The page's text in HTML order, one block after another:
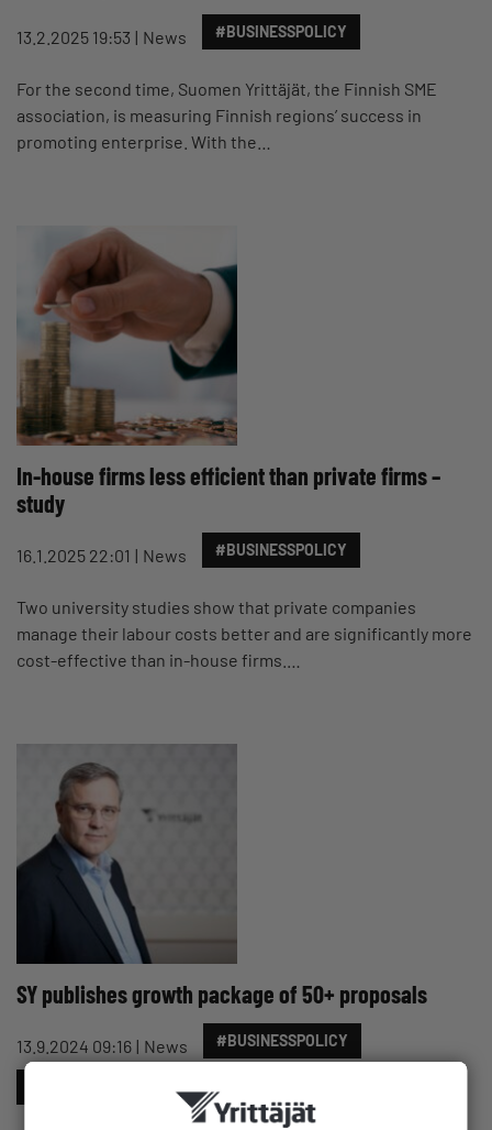
13.2.2025 19:53 News #BUSINESSPOLICY
For the second time, Suomen Yrittäjät, the Finnish SME
association, is measuring Finnish regions’ success in
promoting enterprise. With the…
In-house firms less efficient than private firms –
study
16.1.2025 22:01 News #BUSINESSPOLICY
Two university studies show that private companies
manage their labour costs better and are significantly more
cost-effective than in-house firms.…
SY publishes growth package of 50+ proposals
13.9.2024 09:16 News #BUSINESSPOLICY